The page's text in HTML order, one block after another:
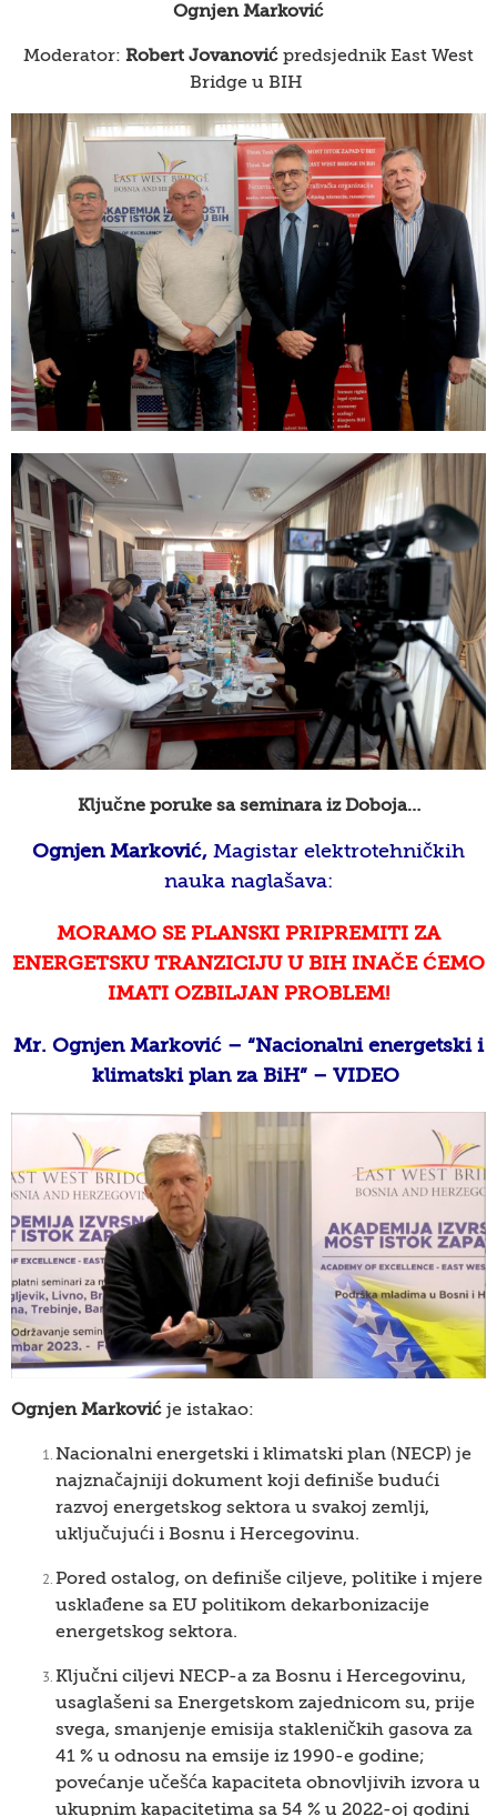
Ognjen Marković
Moderator: Robert Jovanović predsjednik East West
Bridge u BIH
Ključne poruke sa seminara iz Doboja…
Ognjen Marković, Magistar elektrotehničkih
nauka naglašava:
MORAMO SE PLANSKI PRIPREMITI ZA
ENERGETSKU TRANZICIJU U BIH INAČE ĆEMO
IMATI OZBILJAN PROBLEM!
Mr. Ognjen Marković – “Nacionalni energetski i
klimatski plan za BiH” – VIDEO
Ognjen Marković je istakao:
Nacionalni energetski i klimatski plan (NECP) je
najznačajniji dokument koji definiše budući
razvoj energetskog sektora u svakoj zemlji,
uključujući i Bosnu i Hercegovinu.
Pored ostalog, on definiše ciljeve, politike i mjere
usklađene sa EU politikom dekarbonizacije
energetskog sektora.
Ključni ciljevi NECP-a za Bosnu i Hercegovinu,
usaglašeni sa Energetskom zajednicom su, prije
svega, smanjenje emisija stakleničkih gasova za
41 % u odnosu na emsije iz 1990-e godine;
povećanje učešća kapaciteta obnovljivih izvora u
ukupnim kapacitetima sa 54 % u 2022-oj godini